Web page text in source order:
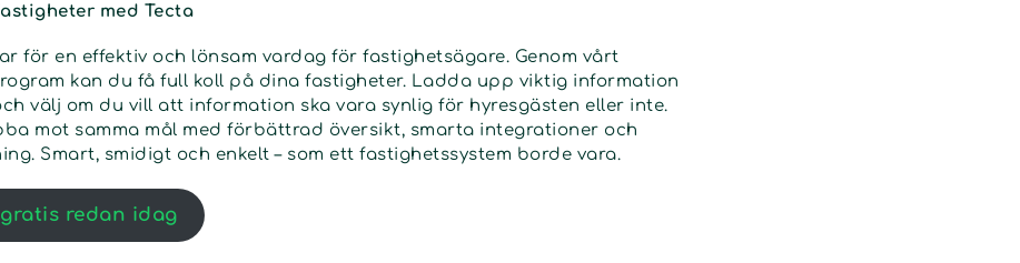
med Tecta
för en effektiv och lönsam vardag för fastighetsägare. Genom vårt
kan du få full koll på dina fastigheter. Ladda upp viktig information
välj om du vill att information ska vara synlig för hyresgästen eller inte.
mot samma mål med förbättrad översikt, smarta integrationer och
Smart, smidigt och enkelt – som ett fastighetssystem borde vara.
gratis redan idag